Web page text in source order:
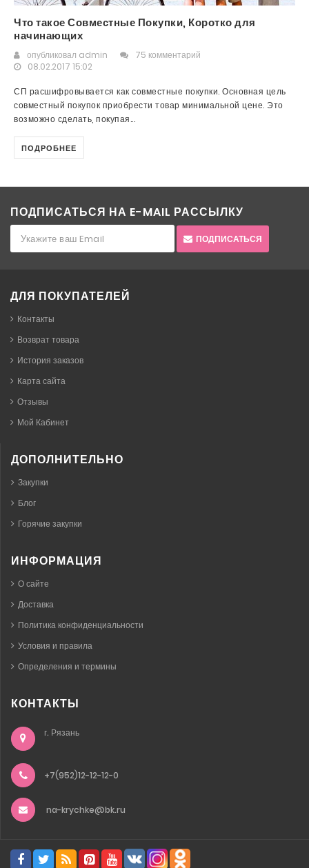
Что такое Совместные Покупки, Коротко для
начинающих
опубликовал admin
75 комментарий
08.02.2017 15:02
СП расшифровывается как совместные покупки. Основная цель
совместный покупок приобрести товар минимальной цене. Это
возможно сделать, покупая...
ПОДРОБНЕЕ
ПОДПИСАТЬСЯ НА E-MAIL РАССЫЛКУ
ПОДПИСАТЬСЯ
ДЛЯ ПОКУПАТЕЛЕЙ
Контакты
Возврат товара
История заказов
Карта сайта
Отзывы
Мой Кабинет
ДОПОЛНИТЕЛЬНО
Закупки
Блог
Горячие закупки
ИНФОРМАЦИЯ
О сайте
Доставка
Политика конфиденциальности
Условия и правила
Определения и термины
КОНТАКТЫ
г. Рязань
+7(952)12-12-12-0
na-krychke@bk.ru